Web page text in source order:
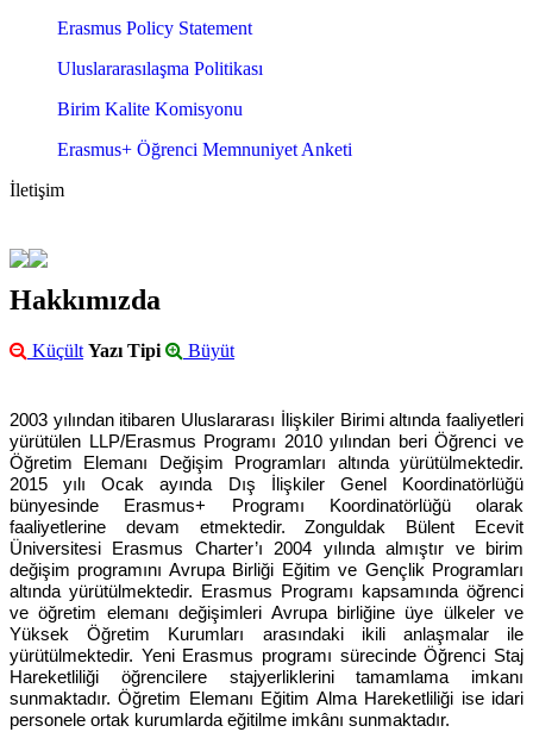
Erasmus Policy Statement
Uluslararasılaşma Politikası
Birim Kalite Komisyonu
Erasmus+ Öğrenci Memnuniyet Anketi
İletişim
Hakkımızda
Küçült Yazı Tipi Büyüt
2003 yılından itibaren Uluslararası İlişkiler Birimi altında faaliyetleri
yürütülen LLP/Erasmus Programı 2010 yılından beri Öğrenci ve
Öğretim Elemanı Değişim Programları altında yürütülmektedir.
2015 yılı Ocak ayında Dış İlişkiler Genel Koordinatörlüğü
bünyesinde Erasmus+ Programı Koordinatörlüğü olarak
faaliyetlerine devam etmektedir. Zonguldak Bülent Ecevit
Üniversitesi Erasmus Charter’ı 2004 yılında almıştır ve birim
değişim programını Avrupa Birliği Eğitim ve Gençlik Programları
altında yürütülmektedir. Erasmus Programı kapsamında öğrenci
ve öğretim elemanı değişimleri Avrupa birliğine üye ülkeler ve
Yüksek Öğretim Kurumları arasındaki ikili anlaşmalar ile
yürütülmektedir. Yeni Erasmus programı sürecinde Öğrenci Staj
Hareketliliği öğrencilere stajyerliklerini tamamlama imkanı
sunmaktadır. Öğretim Elemanı Eğitim Alma Hareketliliği ise idari
personele ortak kurumlarda eğitilme imkânı sunmaktadır.